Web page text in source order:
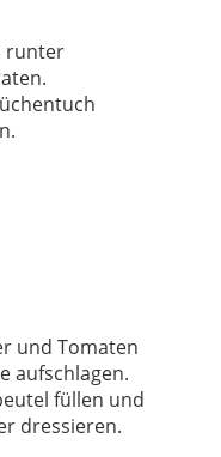
runter
und Tomaten
aufschlagen.
füllen und
dressieren.